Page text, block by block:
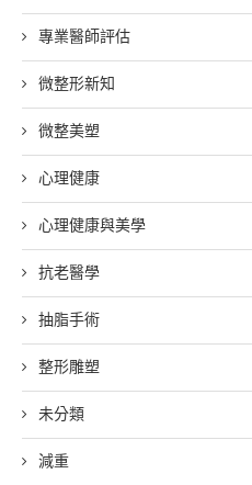
專業醫師評估
微整形新知
微整美塑
心理健康
心理健康與美學
抗老醫學
抽脂手術
整形雕塑
未分類
減重